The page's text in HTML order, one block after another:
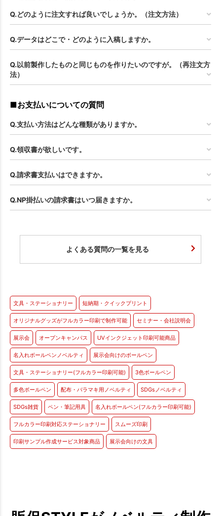
Q.どのように注文すれば良いでしょうか。（注文方法）
Q.データはどこで・どのように入稿しますか。
Q.以前製作したものと同じものを作りたいのですが。（再注文方
法）
■お支払いについての質問
Q.支払い方法はどんな種類がありますか。
Q.領収書が欲しいです。
Q.請求書支払いはできますか。
Q.NP掛払いの請求書はいつ届きますか。
よくある質問の一覧を見る
文具・ステーショナリー 短納期・クイックプリント
オリジナルグッズがフルカラー印刷で制作可能 セミナー・会社説明会
展示会 オープンキャンパス UVインクジェット印刷可能商品
名入れボールペンノベルティ 展示会向けのボールペン
文具・ステーショナリー(フルカラー印刷可能) 3色ボールペン
多色ボールペン 配布・バラマキ用ノベルティ SDGsノベルティ
SDGs雑貨 ペン・筆記用具 名入れボールペン(フルカラー印刷可能)
フルカラー印刷対応ステーショナリー スムーズ印刷
印刷サンプル作成サービス対象商品 展示会向けの文具